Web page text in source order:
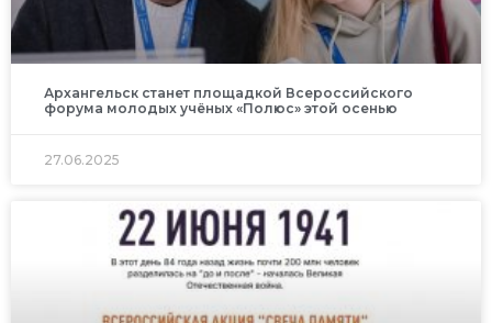
Архангельск станет площадкой Всероссийского
форума молодых учёных «Полюс» этой осенью
27.06.2025